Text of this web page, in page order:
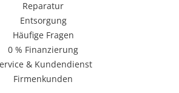
Reparatur
Entsorgung
Häufige Fragen
0 % Finanzierung
& Kundendienst
Firmenkunden